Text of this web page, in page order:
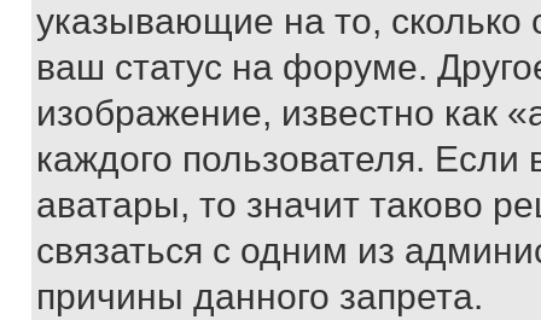
указывающие на то,
ваш статус на форуме.
изображение, известно как
каждого пользователя.
аватары, то значит таково
связаться с одним из
причины данного запрета.